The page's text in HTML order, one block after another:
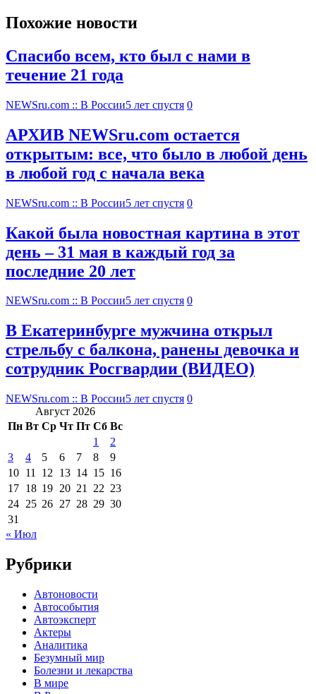
Похожие новости
Спасибо всем, кто был с нами в
течение 21 года
NEWSru.com :: В России5 лет спустя 0
АРХИВ NEWSru.com остается
открытым: все, что было в любой день
в любой год с начала века
NEWSru.com :: В России5 лет спустя 0
Какой была новостная картина в этот
день – 31 мая в каждый год за
последние 20 лет
NEWSru.com :: В России5 лет спустя 0
В Екатеринбурге мужчина открыл
стрельбу с балкона, ранены девочка и
сотрудник Росгвардии (ВИДЕО)
NEWSru.com :: В России5 лет спустя 0
Август 2026
Пн Вт Ср Чт Пт Сб Вс
1
2
3
4 5 6 7 8
9
10 11 12 13 14 15 16
17 18 19 20 21 22 23
24 25 26 27 28 29 30
31
« Июл
Рубрики
Автоновости
Автособытия
Автоэксперт
Актеры
Аналитика
Безумный мир
Болезни и лекарства
В мире